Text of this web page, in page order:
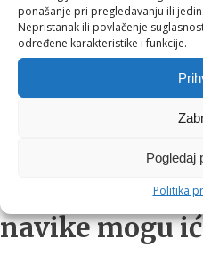
ponašanje pri pregledavanju ili
Nepristanak ili povlačenje
određene karakteristike i funkcije.
Pogledaj
Politika
Dalmacije
Slavonije
drugih vrhunskih
Posebno smo ponosni na
vinarijama koje kroz svoje
Vrhunski
navike mogu